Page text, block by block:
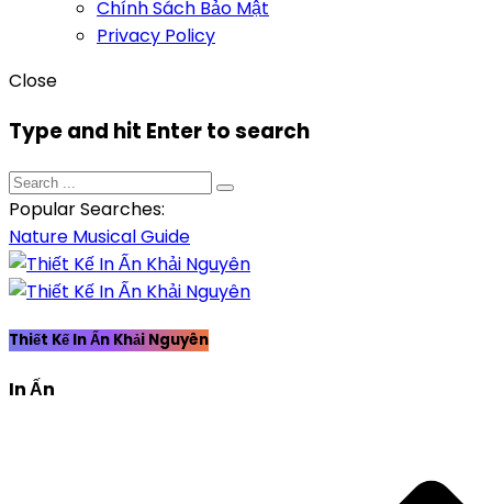
Chính Sách Bảo Mật
Privacy Policy
Close
Type and hit Enter to search
Popular Searches:
Nature MusicalGuide
Thiết Kế In Ấn Khải Nguyên
In Ấn